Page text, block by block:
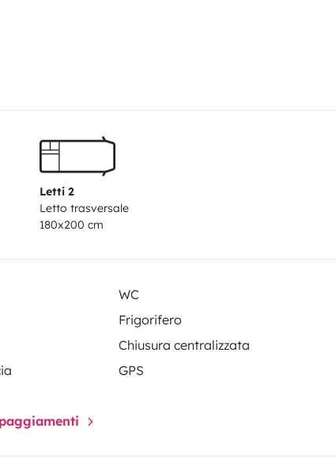
Letti 2
Letto trasversale
180x200 cm
WC
Frigorifero
Chiusura centralizzata
GPS